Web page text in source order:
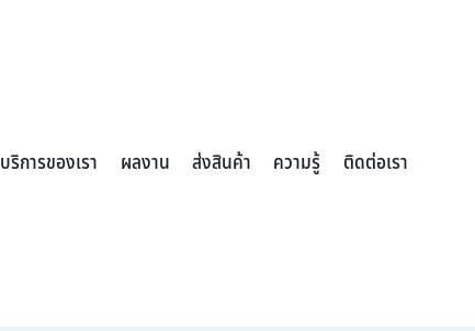
บริการของเรา ผลงาน ส่งสินค้า ความรู้ ติดต่อเรา